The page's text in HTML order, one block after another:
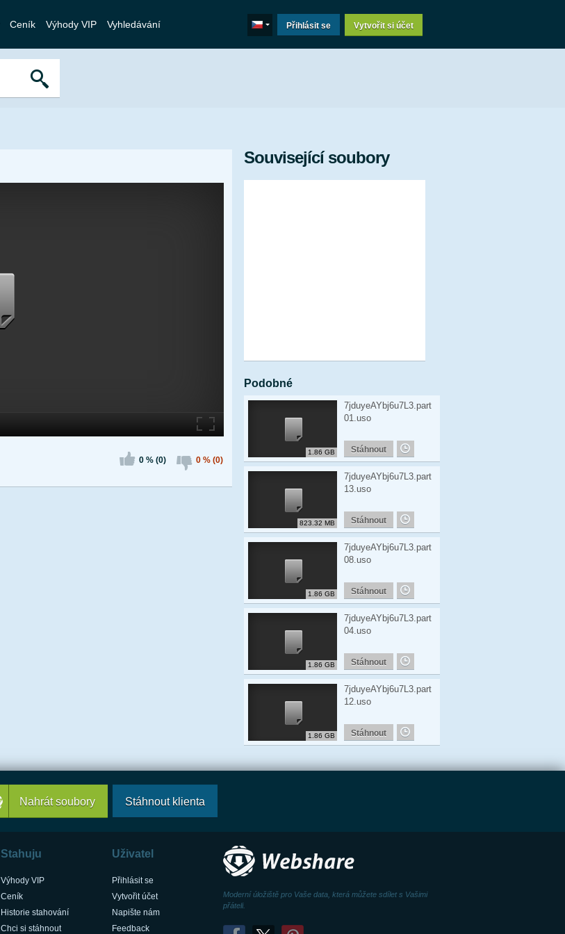
Ceník Výhody VIP Vyhledávání Přihlásit se Vytvořit si účet
0 % (0) 0 % (0)
Související soubory
Podobné
1.86 GB
7jduyeAYbj6u7L3.part
01.uso
Stáhnout
823.32 MB
7jduyeAYbj6u7L3.part
13.uso
Stáhnout
1.86 GB
7jduyeAYbj6u7L3.part
08.uso
Stáhnout
1.86 GB
7jduyeAYbj6u7L3.part
04.uso
Stáhnout
1.86 GB
7jduyeAYbj6u7L3.part
12.uso
Stáhnout
Nahrát soubory Stáhnout klienta
Stahuju
Výhody VIP
Ceník
Historie stahování
Chci si stáhnout
Uživatel
Přihlásit se
Vytvořit účet
Napište nám
Feedback
Moderní úložiště pro Vaše data, která můžete sdílet s Vašimi
přáteli.